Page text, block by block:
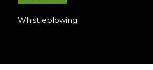
Whistleblowing